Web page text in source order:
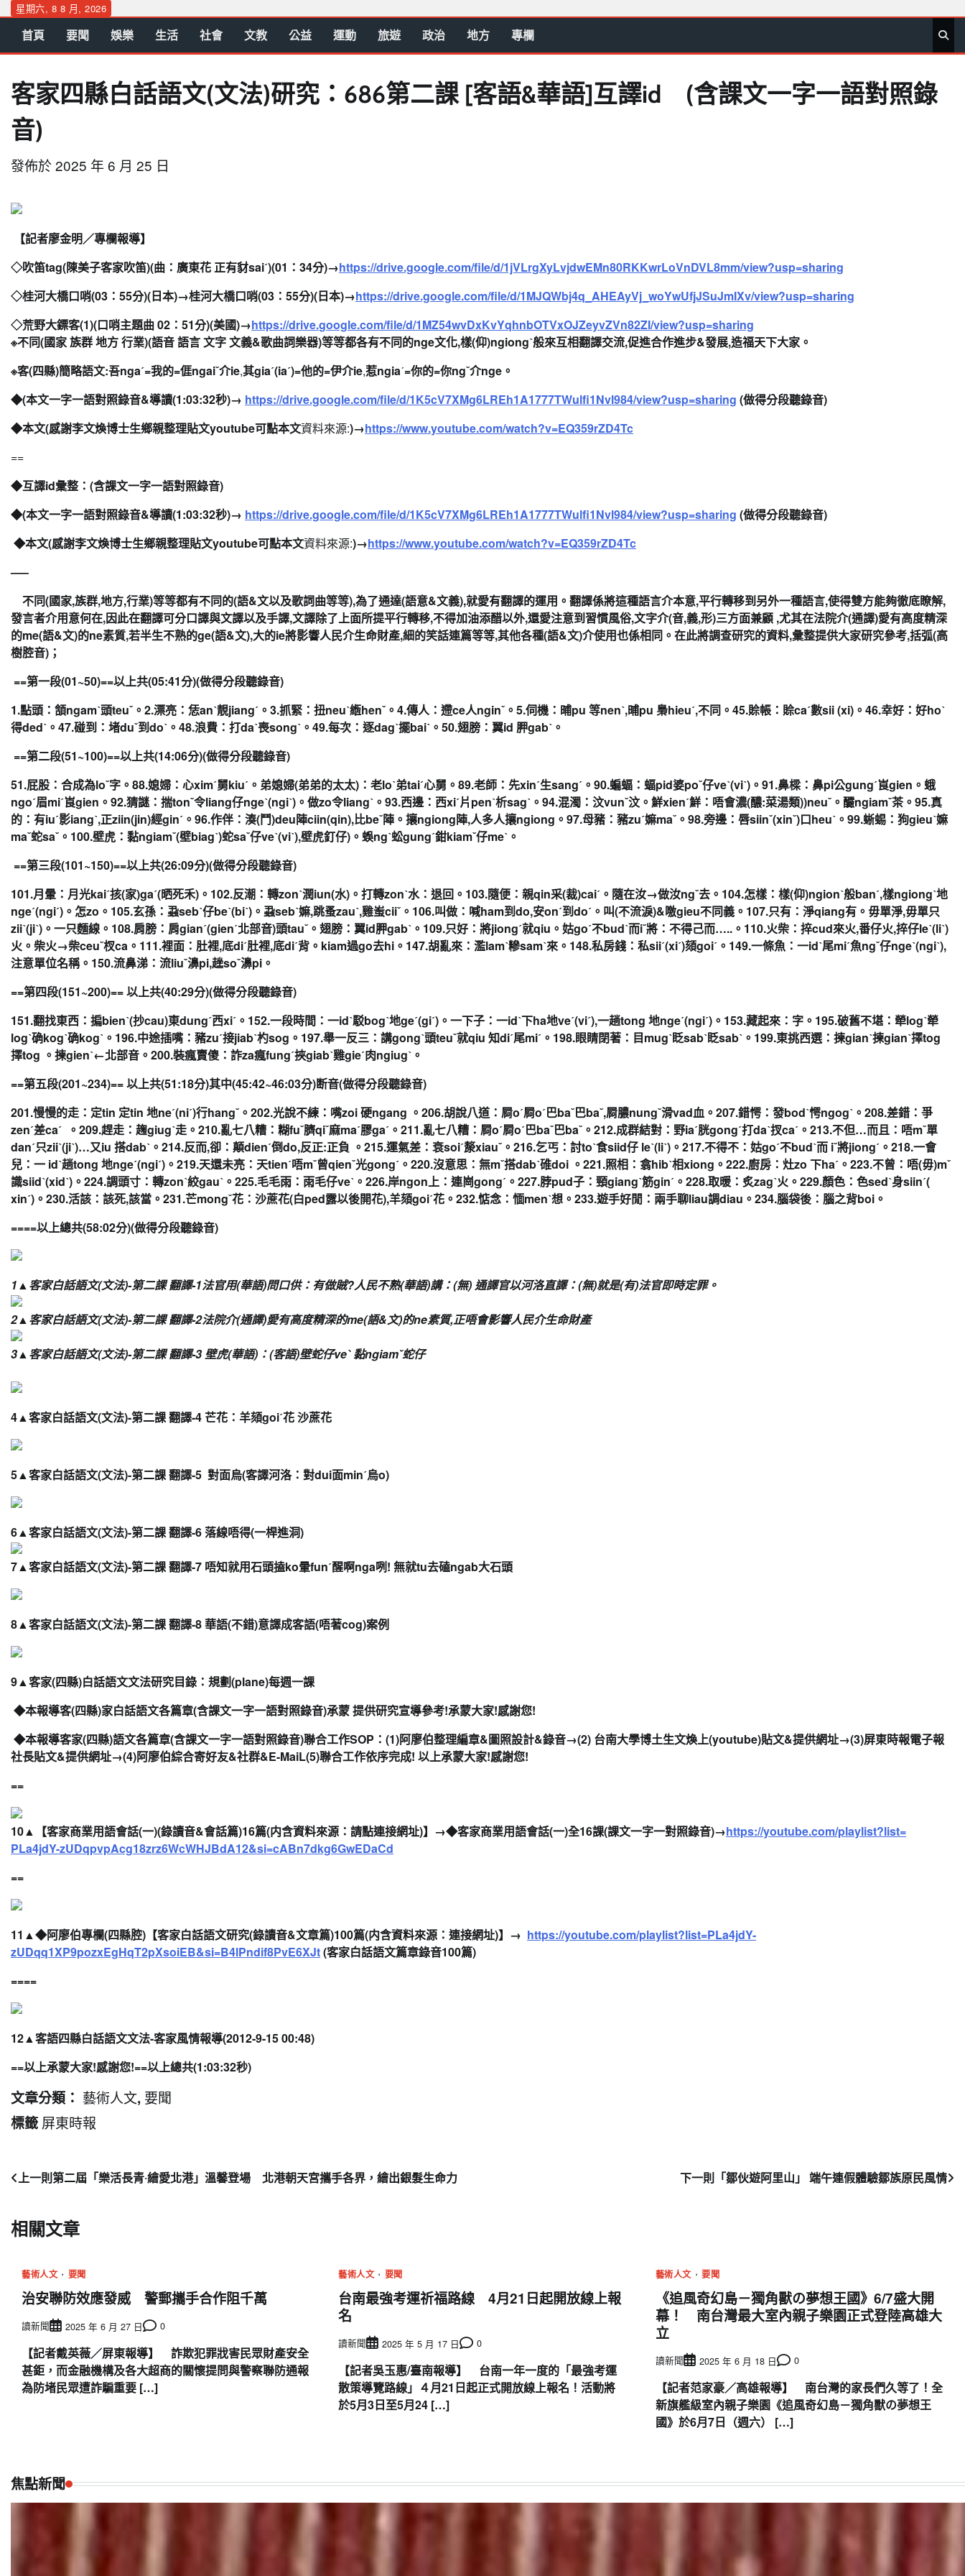
Skip
content
星期六, 8 8 月, 2026
首 要 娛 生 社 文 公 運 旅 政 地
方
專
欄
首頁 要聞 娛樂 生活 社會 文教 公益 運動 旅遊 政治 地方 專欄
客家四縣白話語文(文法)研究：686第二課 [客語&華語]互譯id (含課文一字一語對照錄
音)
發佈於2025 年 6 月 25 日
【記者廖金明／專欄報導】
◇吹笛tag(陳美子客家吹笛)(曲：廣東花 正有豺saiˊ)(01：34分)→https://drive.google.com/file/d/1jVLrgXyLvjdwEMn80RKKwrLoVnDVL8mm/view?usp=sharing
◇桂河大橋口哨(03：55分)(日本)→桂河大橋口哨(03： 55分)(日本)→https://drive.google.com/file/d/1MJQWbj4q_AHEAyVj_ woYwUfjJSuJmIXv/view?usp=sharing
◇荒野大鏢客(1)(口哨主題曲 02：51分)(美國)→https://drive.google.com/file/d/1MZ54wvDxKvYqhnbOTVxOJZeyvZVn82ZI/view?usp=sharing
※不同(國家 族群 地方 行業)(語音 語言 文字 文義&歌曲詞樂器)等等都各有不同的nge文化,樣(仰)ngiongˋ般來互相翻譯交流,促進合作進步&發展,造福天下大家 。
※客(四縣)簡略語文:吾ngaˊ=我的=𠊎ngaiˇ介ie,其giaˊ(iaˊ)=他的=伊介ie,惹ngiaˊ=你的=你ngˇ介nge 。
◆(本文一字一語對照錄音&導讀(1:03:32秒)→ https://drive.google.com/file/d/1K5cV7XMg6LREh1A1777TWulfi1Nvl984/view?usp=sharing (做得分段聽錄音)
◆本文(感謝李文煥博士生鄉親整理貼文youtube可點本文資料來源:)→https://www.youtube.com/watch?v=EQ359rZD4Tc
==
◆互譯id彙整： (含課文一字一語對照錄音)
◆(本文一字一語對照錄音&導讀(1:03:32秒)→ https://drive.google.com/file/d/1K5cV7XMg6LREh1A1777TWulfi1Nvl984/view?usp=sharing (做得分段聽錄音)
◆本文(感謝李文煥博士生鄉親整理貼文youtube可點本文資料來源:)→https://www.youtube.com/watch?v=EQ359rZD4Tc
—–
不同(國家,族群,地方,行業)等等都有不同的(語&文以及歌詞曲等等),為了通達(語意&文義),就愛有翻譯的運用。 翻譯係將這種語言介本意,平行轉移到另外一種語言,使得雙方能夠徹底瞭解,
發言者介用意何在,因此在翻譯可分口譯與文譯以及手譯,文譯除了上面所提平行轉移,不得加油添醋以外,還愛注意到習慣風俗,文字介(音,義,形)三方面兼顧 ,尤其在法院介(通譯)愛有高度精深
的me(語&文)的ne素質,若半生不熟的ge(語&文),大的ie將影響人民介生命財產,細的笑話連篇等等,其他各種(語&文)介使用也係相同。 在此將調查研究的資料,彙整提供大家研究參考,括弧(高
樹腔音)；
==第一段(01~50)==以上共(05:41分)(做得分段聽錄音)
1.點頭：頷ngamˋ頭teuˇ。2.漂亮： 恁anˋ靚jiangˊ。3.抓緊：扭neuˋ緪henˇ。4.傳人：遰ce人nginˇ。5.伺機：晡pu 等nenˋ,晡pu 梟hieuˊ,不同。45.賒帳： 賒caˊ數sii (xi)。46.幸好：好hoˋ
得dedˋ。47.碰到： 堵duˇ到doˋ。48.浪費：打daˋ喪songˋ。49.每次：逐dagˋ擺baiˋ。50.翅膀：翼id 胛gabˋ。
==第二段(51~100)==以上共(14:06分)(做得分段聽錄音)
51.屁股： 合成為loˇ字。88.媳婦：心ximˊ舅kiuˊ。弟媳婦(弟弟的太太)：老loˋ弟taiˊ心舅。89.老師： 先xinˊ生sangˊ。90.蝙蝠： 蝠pid婆poˇ仔veˋ(viˋ)。91.鼻樑： 鼻pi公gungˊ崀gien。蛾
ngoˊ眉miˊ崀gien。 92.猜謎：揣tonˇ令liang仔ngeˋ(ngiˋ)。 做zo令liangˋ。93.西邊： 西xiˊ片penˋ析sagˋ。94.混濁：汶vunˇ汶。 鮮xienˊ鮮：唔會濃(醲:菜湯類))neuˇ。 釅ngiamˇ茶。95.真
的：有iuˊ影iangˋ,正ziin(jin)經ginˊ。96.作伴：湊(鬥)deu陣ciin(qin),比beˇ陣。攘ngiong陣,人多人攘ngiong。97.母豬：豬zuˊ嫲maˇ。98.旁邊：唇siinˇ(xinˇ)口heuˋ。99.蜥蜴： 狗gieuˋ嫲
maˇ蛇saˇ。100.壁虎：黏ngiamˇ(壁biagˋ)蛇saˇ仔veˋ(viˋ),壁虎釘仔) 。 蜈ngˋ蚣gungˊ鉗kiamˇ仔meˋ。
==第三段(101~150)==以上共(26:09分)(做得分段聽錄音)
101.月暈：月光kaiˊ㧡(家)gaˊ(晒死禾)。102.反潮：轉zonˋ潤iun(水)。打轉zonˋ水：退回。 103.隨便：親qin采(裁)caiˊ。隨在汝→做汝ngˇ去 。104.怎樣：樣(仰)ngionˋ般banˊ,樣ngiongˋ地
ngeˊ(ngiˊ)。怎zo。105.玄孫：蝨sebˋ仔beˋ(biˋ)。蝨sebˋ嫲,跳蚤zauˋ,雞蚩ciiˇ。106.叫做：喊ham到do,安onˊ到doˊ。叫(不流淚)&噭gieu不同義。107.只有：淨qiang有。毋單淨,毋單只
ziiˋ(jiˋ)。 一只麵線。108.肩膀：肩gianˊ(gienˊ北部音)頭tauˇ。翅膀：翼id胛gabˋ。109.只好： 將jiongˊ就qiu。姑goˊ不budˋ而iˇ將： 不得己而…..。110.火柴：捽cud來火,番仔火,捽仔leˋ(liˋ)
火。柴火→柴ceuˇ杈ca。111.裡面：肚裡,底diˊ肚裡,底diˊ背。kiam過go去hi。 147.胡亂來：濫lamˋ糝samˋ來。148.私房錢： 私siiˊ(xiˊ)頦goiˊ。149.一條魚： 一idˋ尾miˊ魚ngˇ仔ngeˋ(ngiˋ),
注意單位名稱。150.流鼻涕：流liuˇ濞pi,趖soˇ濞pi。
==第四段(151~200)==以上共(40:29分)(做得分段聽錄音)
151.翻找東西：揙bienˋ(抄cau)東dungˊ西xiˊ。152.一段時間： 一idˋ駁bogˋ地geˊ(giˊ)。一下子： 一idˋ下ha地veˊ(viˊ),一趟tong 地ngeˊ(ngiˊ)。153.藏起來：字。195.破舊不堪： 犖logˋ犖
logˋ确kogˋ确kogˋ。196.中途插嘴： 豬zuˊ接jiabˋ杓sog。197.舉一反三： 講gongˋ頭teuˇ就qiu 知diˊ尾miˊ。198.眼睛閉著： 目mugˋ眨sabˋ眨sabˋ。199.東挑西選： 揀gianˋ揀gianˋ擇tog
擇tog 。揀gienˋ←北部音。 200.裝瘋賣傻： 詐za瘋fungˊ挾giabˋ雞gieˊ肉ngiugˋ。
==第五段(201~234)==以上共(51:18分)其中(45:42~46:03分)断音(做得分段聽錄音)
201.慢慢的走：定tin 定tin 地neˊ(niˊ)行hangˇ。202.光說不練：嘴zoi 硬ngang 。206.胡說八道： 屙oˊ屙oˊ巴baˇ巴baˇ,屙膿nungˇ滑vad血。 207.錯愕：發bodˋ愕ngogˋ。208.差錯： 爭
zenˊ差caˊ 。209.趕走：趜giugˋ走。210.亂七八糟： 糊fuˇ臍qiˇ麻maˊ膠gaˊ。211.亂七八糟： 屙oˊ屙oˊ巴baˇ巴baˇ。212.成群結對： 野iaˊ胱gongˊ打daˋ扠caˊ。213.不但…而且： 唔mˇ單
danˊ只ziiˋ(jiˋ)…又iu 搭dabˋ。214.反而,卻：顛dienˊ倒do,反正:正負 。215.運氣差：衰soiˊ漦xiauˇ。216.乞丐： 討toˋ食siid仔 leˋ(liˋ)。217.不得不：姑goˊ不budˋ而 iˇ將jiongˊ。218.一會
兒：一 idˋ趟tong 地ngeˊ(ngiˊ)。219.天還未亮： 天tienˊ唔mˇ曾qienˇ光gongˊ。220.沒意思： 無mˇ搭dabˋ碓doi 。221.照相：翕hibˋ相xiong。222.廚房：灶zo 下haˊ。223.不曾：唔(毋)mˇ
識siidˋ(xidˋ) 。224.調頭寸：轉zonˋ絞gauˋ。225.毛毛雨： 雨毛仔veˋ。226.岸ngon上：連崗gongˊ。227.脖pud子：頸giangˋ筋ginˊ。228.取暖： 炙zagˋ火。229.顏色：色sedˋ身siinˊ(
xinˊ)。230.活該：該死,該當。231.芒mongˇ花：沙蔗花(白ped露以後開花),羊頦goiˊ花 。232.惦念：愐menˋ想。233.遊手好閒： 兩手聊liau調diau。234.腦袋後：腦之背boi。
====以上總共(58:02分)(做得分段聽錄音)
1▲客家白話語文(文法)-第二課 翻譯-1法官用(華語)問口供：有做賊?人民不熟(華語)講：(無) 通譯官以河洛直譯：(無)就是(有)法官即時定罪。
2▲客家白話語文(文法)-第二課 翻譯-2法院介(通譯)愛有高度精深的me(語&文)的ne素質,正唔會影響人民介生命財產
3▲客家白話語文(文法)-第二課 翻譯-3 壁虎(華語)：(客語)壁蛇仔veˋ 黏ngiamˇ蛇仔
4▲客家白話語文(文法)-第二課 翻譯-4 芒花 ：羊頦goiˊ花 沙蔗花
5▲客家白話語文(文法)-第二課 翻譯-5 對面烏(客譯河洛： 對dui面minˊ烏o)
6▲客家白話語文(文法)-第二課 翻譯-6 落線唔得(一桿進洞)
7▲客家白話語文(文法)-第二課 翻譯-7 唔知就用石頭搕ko暈funˊ醒啊nga咧! 無就tu去磕ngab大石頭
8▲客家白話語文(文法)-第二課 翻譯-8 華語(不錯)意譯成客語(唔著cog)案例
9▲客家(四縣)白話語文文法研究目錄 ：規劃(plane)每週一課
◆本報導客(四縣)家白話語文各篇章(含課文一字一語對照錄音)承蒙提供研究宣導參考!承蒙大家!感謝您!
◆本報導客家(四縣)語文各篇章(含課文一字一語對照錄音)聯合工作SOP：(1)阿廖伯整理編章&圖照設計&錄音→(2) 台南大學博土生文煥上(youtube)貼文&提供網址→(3)屏東時報電子報
社長貼文&提供網址→(4)阿廖伯綜合寄好友&社群&E-MaiL(5)聯合工作依序完成! 以上承蒙大家!感謝您!
==
10▲ 【客家商業用語會話(一)(錄讀音&會話篇)16篇(内含資料來源： 請點連接網址)】→◆客家商業用語會話(一)全16課(課文一字一對照錄音)→https://youtube.com/playlist?list=
PLa4jdY-zUDqpvpAcg18zrz6WcWHJBdA12&si=cABn7dkg6GwEDaCd
==
11▲◆阿廖伯專欄(四縣腔)【客家白話語文研究(錄讀音&文章篇)100篇(内含資料來源：連接網址)】→ https://youtube.com/playlist?list=PLa4jdY-
zUDqq1XP9pozxEgHqT2pXsoiEB&si=B4lPndif8PvE6XJt(客家白話語文篇章錄音100篇)
====
12▲客語四縣白話語文文法-客家風情報導(2012-9-15 00:48)
==以上承蒙大家!感謝您!==以上總共(1:03:32秒)
文章分類： 藝術人文, 要聞
標籤 屏東時報
文
導
上一則第二屆「樂活長青‧繪愛北港」溫馨登場 北港朝天宮攜手各界，繪出銀髮生命力 下一則 「鄒伙遊阿里山」 端午連假體驗鄒族原民風情
相關文章
藝術人文 要聞
治安聯防效應發威 警郵攜手合作阻千萬
讀新聞 2025 年 6 月 27 日 0
【記者戴英薇／屏東報導】 詐欺犯罪戕害民眾財產安全
甚鉅，而金融機構及各大超商的關懷提問與警察聯防通報
為防堵民眾遭詐騙重要 […]
藝術人文 要聞
台南最強考運祈福路線 4月21日起開放線上報
名
讀新聞 2025 年 5 月 17 日 0
【記者吳玉惠/臺南報導】 台南一年一度的「最強考運
散策導覽路線」４月21日起正式開放線上報名！活動將
於5月3日至5月24 […]
藝術人文 要聞
《追風奇幻島－獨角獸の夢想王國》6/7盛大開
幕！ 南台灣最大室內親子樂園正式登陸高雄大
立
讀新聞 2025 年 6 月 18 日 0
【記者范家豪／高雄報導】 南台灣的家長們久等了！全
新旗艦級室內親子樂園《追風奇幻島－獨角獸の夢想王
國》於6月7日（週六） […]
焦點新聞